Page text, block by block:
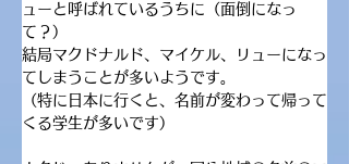
ューと呼ばれているうちに（面倒になっ
て？）
結局マクドナルド、マイケル、リューになっ
てしまうことが多いようです。
（特に日本に行くと、名前が変わって帰って
くる学生が多いです）